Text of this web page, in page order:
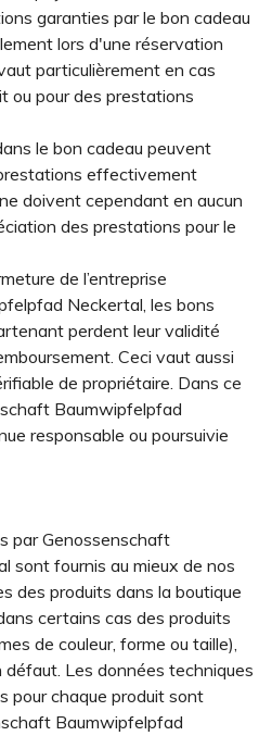
garanties par le bon cadeau
lors d'une réservation
particulièrement en cas
ou pour des prestations
le bon cadeau peuvent
effectivement
doivent cependant en aucun
des prestations pour le
de l’entreprise
Neckertal, les bons
perdent leur validité
Ceci vaut aussi
de propriétaire. Dans ce
Baumwipfelpfad
responsable ou poursuivie
par Genossenschaft
sont fournis au mieux de nos
des produits dans la boutique
certains cas des produits
de couleur, forme ou taille),
Les données techniques
pour chaque produit sont
Baumwipfelpfad